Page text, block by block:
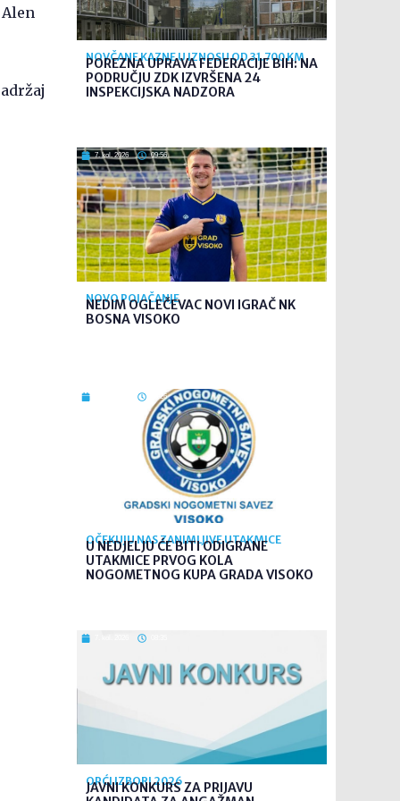
NOVČANE KAZNE U IZNOSU OD 31.700 KM
POREZNA UPRAVA FEDERACIJE BIH: NA
PODRUČJU ZDK IZVRŠENA 24
INSPEKCIJSKA NADZORA
7. kol. 2026 09:56
NOVO POJAČANJE
NEDIM OGLEČEVAC NOVI IGRAČ NK
BOSNA VISOKO
09:26
OČEKUJU NAS ZANIMLJIVE UTAKMICE
U NEDJELJU ĆE BITI ODIGRANE
UTAKMICE PRVOG KOLA
NOGOMETNOG KUPA GRADA VISOKO
OPĆI IZBORI 2026
JAVNI KONKURS ZA PRIJAVU